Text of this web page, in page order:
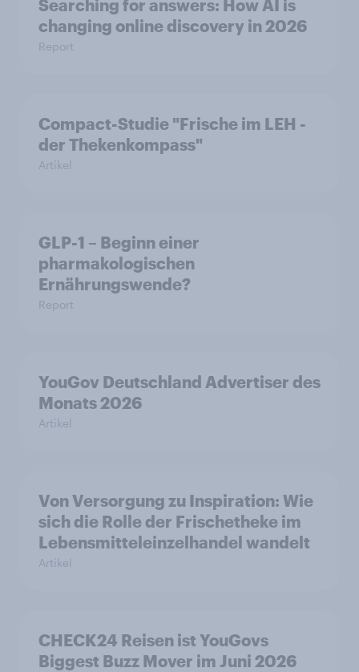
Searching for answers: How AI is
changing online discovery in 2026
Report
Compact-Studie "Frische im LEH -
der Thekenkompass"
Artikel
GLP-1 – Beginn einer
pharmakologischen
Ernährungswende?
Report
YouGov Deutschland Advertiser des
Monats 2026
Artikel
Von Versorgung zu Inspiration: Wie
sich die Rolle der Frischetheke im
Lebensmitteleinzelhandel wandelt
Artikel
CHECK24 Reisen ist YouGovs
Biggest Buzz Mover im Juni 2026